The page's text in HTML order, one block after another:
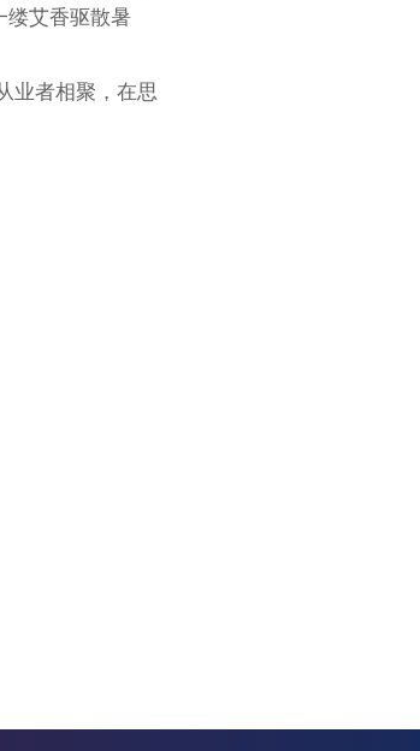
缕艾香驱散暑
业者相聚，在思